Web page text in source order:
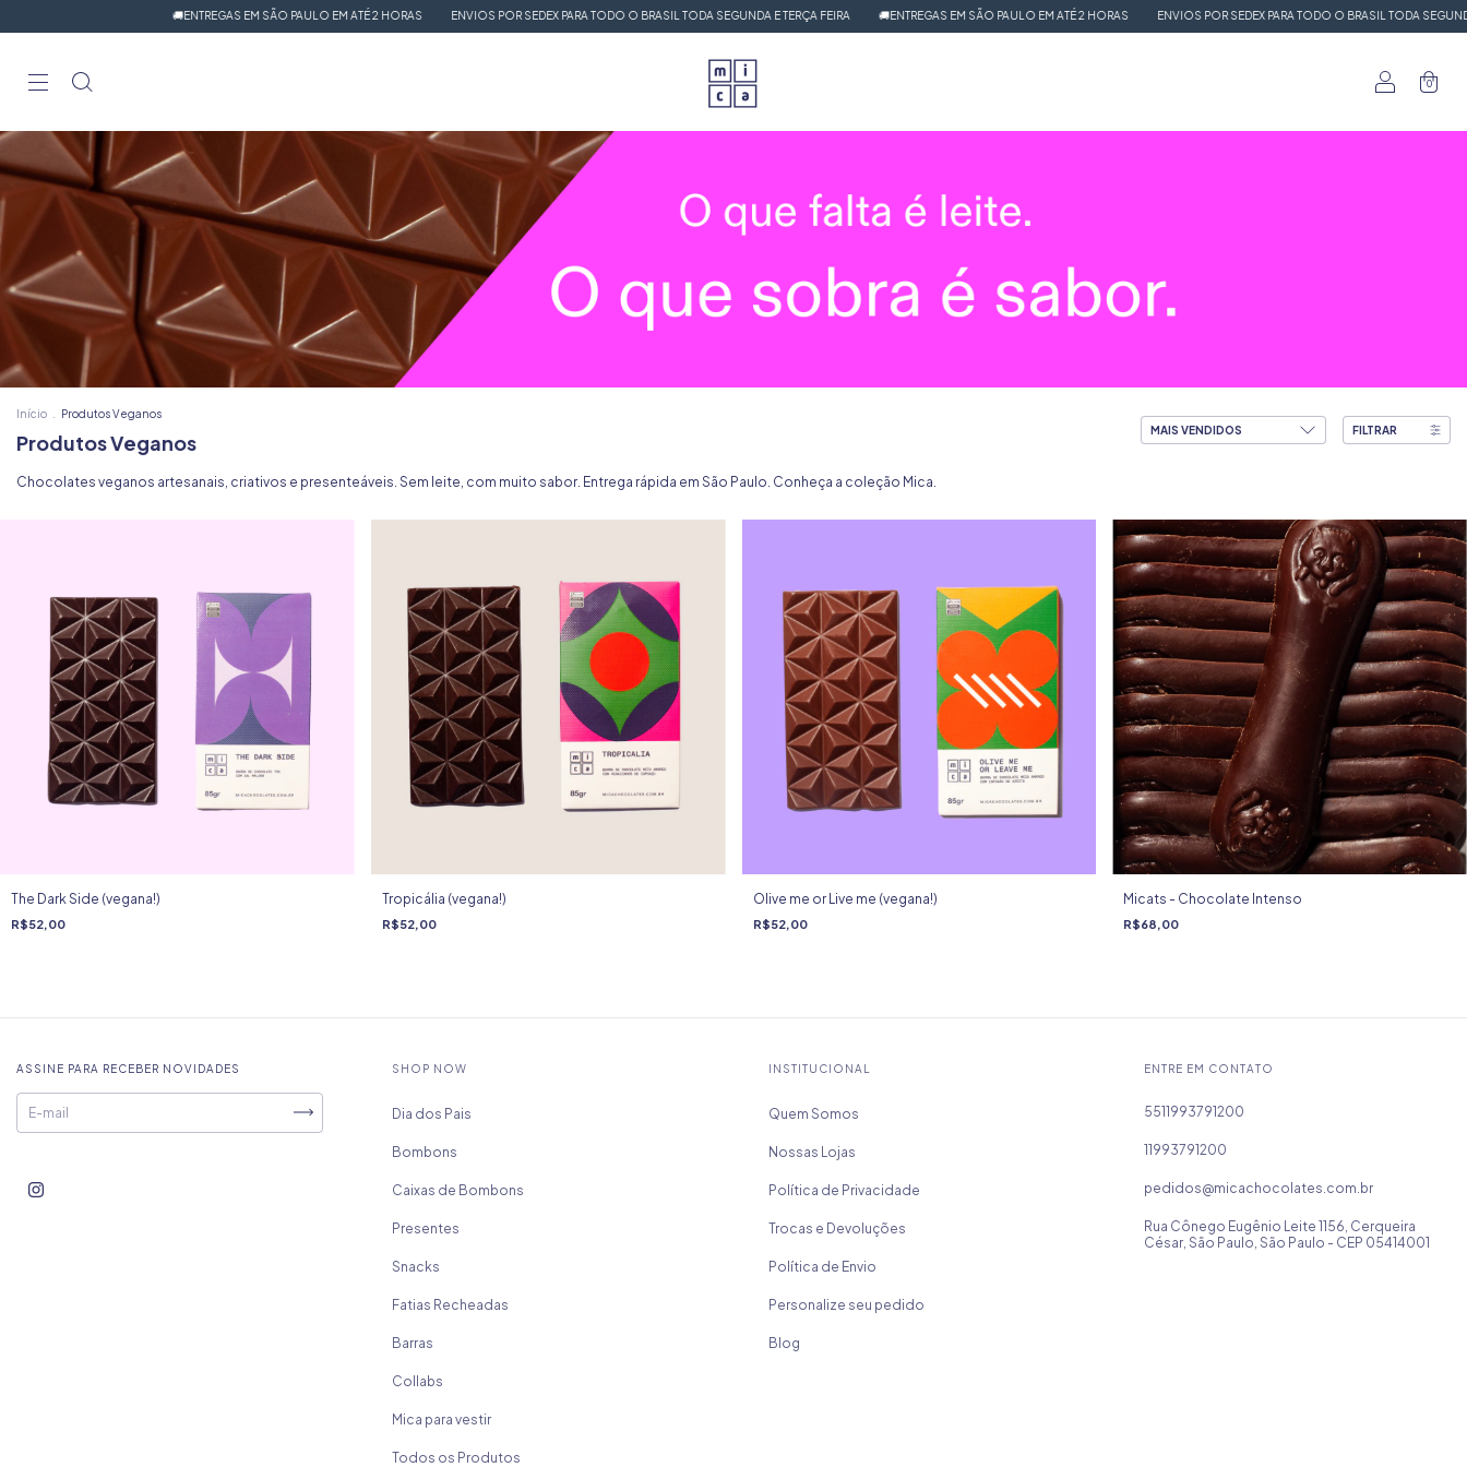
🚚ENTREGAS EM SÃO PAULO EM ATÉ 2 HORAS ENVIOS POR SEDEX PARA TODO O BRASIL TODA SEGUNDA E TERÇA FEIRA 🚚ENTREGAS EM SÃO PAULO EM ATÉ 2 HORAS ENVIOS POR SEDEX PARA TODO O BRASIL TODA SEGUNDA E
0
Início Produtos Veganos
Produtos Veganos FILTRAR
Chocolates veganos artesanais, criativos e presenteáveis. Sem leite, com muito sabor. Entrega rápida em São Paulo. Conheça a coleção Mica.
The Dark Side (vegana!)
R$52,00
Tropicália (vegana!)
R$52,00
Olive me or Live me (vegana!)
R$52,00
Micats - Chocolate Intenso
R$68,00
ASSINE PARA RECEBER NOVIDADES SHOP NOW
Dia dos Pais
Bombons
Caixas de Bombons
Presentes
Snacks
Fatias Recheadas
Barras
Collabs
Mica para vestir
Todos os Produtos
INSTITUCIONAL
Quem Somos
Nossas Lojas
Política de Privacidade
Trocas e Devoluções
Política de Envio
Personalize seu pedido
Blog
ENTRE EM CONTATO
5511993791200
11993791200
pedidos@micachocolates.com.br
Rua Cônego Eugênio Leite 1156, Cerqueira
César, São Paulo, São Paulo - CEP 05414001